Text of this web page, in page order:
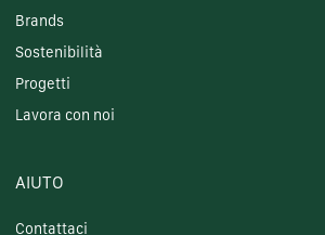
Brands
Sostenibilità
Progetti
Lavora con noi
AIUTO
Contattaci